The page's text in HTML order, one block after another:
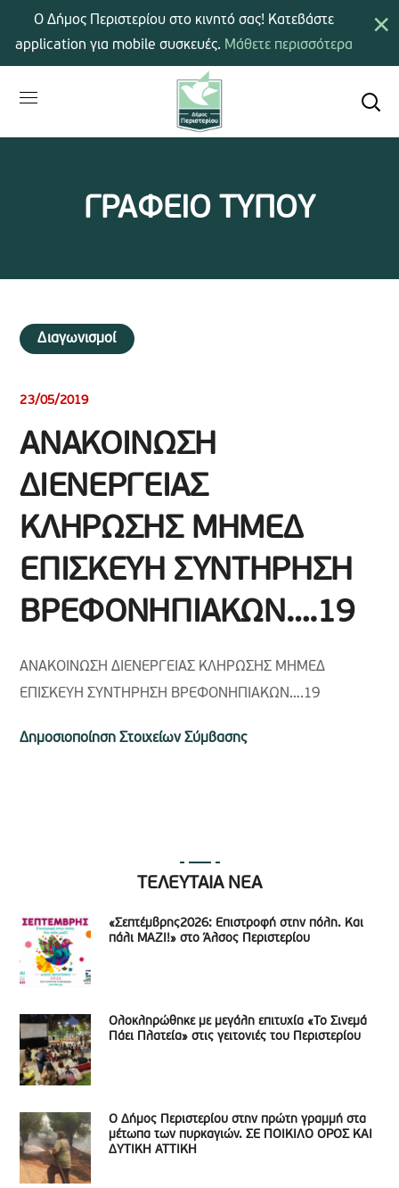
ΓΡΑΦΕΙΟ ΤΥΠΟΥ
Διαγωνισμοί
23/05/2019
ΑΝΑΚΟΙΝΩΣΗ
ΔΙΕΝΕΡΓΕΙΑΣ
ΚΛΗΡΩΣΗΣ ΜΗΜΕΔ
ΕΠΙΣΚΕΥΗ ΣΥΝΤΗΡΗΣΗ
ΒΡΕΦΟΝΗΠΙΑΚΩΝ….19
ΑΝΑΚΟΙΝΩΣΗ ΔΙΕΝΕΡΓΕΙΑΣ ΚΛΗΡΩΣΗΣ ΜΗΜΕΔ
ΕΠΙΣΚΕΥΗ ΣΥΝΤΗΡΗΣΗ ΒΡΕΦΟΝΗΠΙΑΚΩΝ….19
Δημοσιοποίηση Στοιχείων Σύμβασης
ΤΕΛΕΥΤΑΙΑ ΝΕΑ
«Σεπτέμβρης2026: Επιστροφή στην πόλη. Και
πάλι ΜΑΖΙ!» στο Άλσος Περιστερίου
Ολοκληρώθηκε με μεγάλη επιτυχία «Το Σινεμά
Πάει Πλατεία» στις γειτονιές του Περιστερίου
Ο Δήμος Περιστερίου στην πρώτη γραμμή στα
μέτωπα των πυρκαγιών. ΣΕ ΠΟΙΚΙΛΟ ΟΡΟΣ ΚΑΙ
ΔΥΤΙΚΗ ΑΤΤΙΚΗ
×
Ο Δήμος Περιστερίου στο κινητό σας! Κατεβάστε
application για mobile συσκευές. Μάθετε περισσότερα